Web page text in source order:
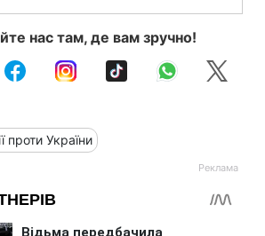
нас там, де вам зручно!
проти України